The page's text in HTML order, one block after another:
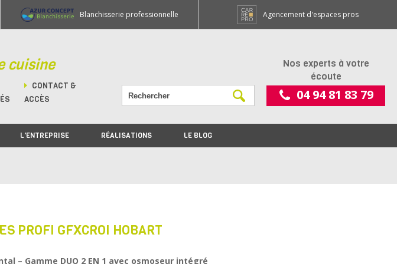
Blanchisserie professionnelle Agencement d'espaces pros
cuisine
CONTACT &
ACCÈS
Nos experts à votre
écoute
04 94 81 83 79
L'ENTREPRISE RÉALISATIONS LE BLOG
PROFI GFXCROI HOBART
– Gamme DUO 2 EN 1 avec osmoseur intégré